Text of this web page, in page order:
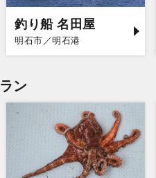
釣り船 名田屋
明石市／明石港
ン